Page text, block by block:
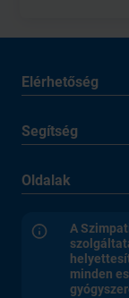
Elérhetőség
Segítség
Oldalak
A
minden